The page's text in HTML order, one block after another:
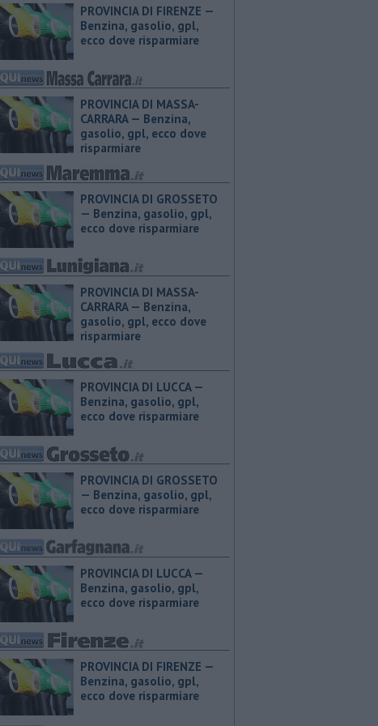
PROVINCIA DI FIRENZE — ​
Benzina, gasolio, gpl,
ecco dove risparmiare
PROVINCIA DI MASSA-
CARRARA — ​Benzina,
gasolio, gpl, ecco dove
risparmiare
PROVINCIA DI GROSSETO
— ​Benzina, gasolio, gpl,
ecco dove risparmiare
PROVINCIA DI MASSA-
CARRARA — ​Benzina,
gasolio, gpl, ecco dove
risparmiare
PROVINCIA DI LUCCA — ​
Benzina, gasolio, gpl,
ecco dove risparmiare
PROVINCIA DI GROSSETO
— ​Benzina, gasolio, gpl,
ecco dove risparmiare
PROVINCIA DI LUCCA — ​
Benzina, gasolio, gpl,
ecco dove risparmiare
PROVINCIA DI FIRENZE — ​
Benzina, gasolio, gpl,
ecco dove risparmiare